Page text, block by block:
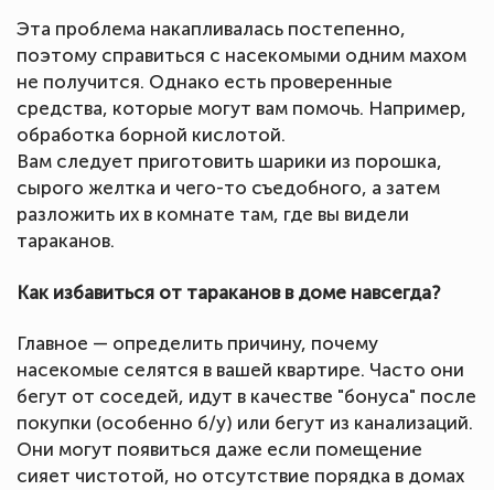
Эта проблема накапливалась постепенно,
поэтому справиться с насекомыми одним махом
не получится. Однако есть проверенные
средства, которые могут вам помочь. Например,
обработка борной кислотой.
Вам следует приготовить шарики из порошка,
сырого желтка и чего-то съедобного, а затем
разложить их в комнате там, где вы видели
тараканов.
Как избавиться от тараканов в доме навсегда?
Главное — определить причину, почему
насекомые селятся в вашей квартире. Часто они
бегут от соседей, идут в качестве "бонуса" после
покупки (особенно б/у) или бегут из канализаций.
Они могут появиться даже если помещение
сияет чистотой, но отсутствие порядка в домах